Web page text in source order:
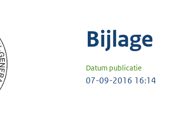
Bijlage
Datum publicatie
07-09-2016 16:14